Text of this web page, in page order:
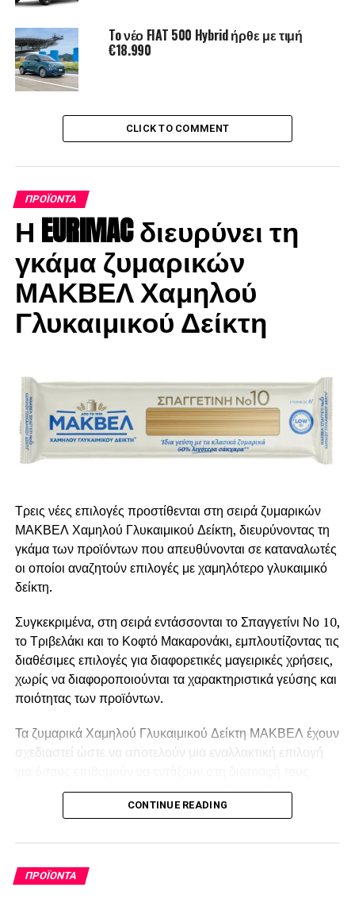
DON'T MISS
‘’Θησαυροί της Ελλάδας’’
To νέο FIAT 500 Hybrid ήρθε με τιμή
€18.990
CLICK TO COMMENT
ΠΡΟΪΌΝΤΑ
Η EURIMAC διευρύνει τη
γκάμα ζυμαρικών
ΜΑΚΒΕΛ Χαμηλού
Γλυκαιμικού Δείκτη
Τρεις νέες επιλογές προστίθενται στη σειρά ζυμαρικών
ΜΑΚΒΕΛ Χαμηλού Γλυκαιμικού Δείκτη, διευρύνοντας τη
γκάμα των προϊόντων που απευθύνονται σε καταναλωτές
οι οποίοι αναζητούν επιλογές με χαμηλότερο γλυκαιμικό
δείκτη.
Συγκεκριμένα, στη σειρά εντάσσονται το Σπαγγετίνι Νο 10,
το Τριβελάκι και το Κοφτό Μακαρονάκι, εμπλουτίζοντας τις
διαθέσιμες επιλογές για διαφορετικές μαγειρικές χρήσεις,
χωρίς να διαφοροποιούνται τα χαρακτηριστικά γεύσης και
ποιότητας των προϊόντων.
Τα ζυμαρικά Χαμηλού Γλυκαιμικού Δείκτη ΜΑΚΒΕΛ έχουν
σχεδιαστεί ώστε να αποτελούν μια εναλλακτική επιλογή
προϊόντα με χαμηλότερο γλυκαιμικό δείκτη, διατηρώντας
τη γεύση και την υφή των παραδοσιακών ζυμαρικών και
Η σειρά αποτελεί προϊόν πολυετούς ερευνητικής
προσπάθειας και επένδυσης της εταιρείας στην έρευνα
CONTINUE READING
ΠΡΟΪΌΝΤΑ